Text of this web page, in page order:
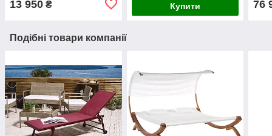
13 950 ₴ Купити 76
Подібні товари компанії